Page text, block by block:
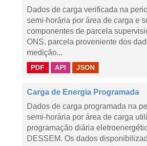
Dados de carga verificada na
semi-horária por área de carga e
componentes de parcela
ONS, parcela proveniente dos
medição...
PDF API JSON
Carga de Energia Programada
Dados de carga programada na
semi-horária por área de carga
programação diária
DESSEM. Os dados